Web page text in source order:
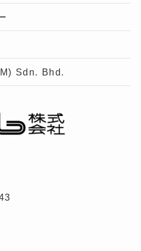
Sdn. Bhd.